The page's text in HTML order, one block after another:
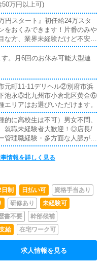
50万円以上可)
円スタート』初任給24万スタ
をおくみできます！片番のみや
な方、業界未経験だけど不安だ
トホームなJJで一緒にお仕事
ャー産業のノウハウを学びた
「大きな夢がある！」「自分
びながら仕事をし、貴方の夢を
タッフ特別募集中！】元キャス
作業などにご興味のある方は
す！！≪店長・幹部候補/店舗
改善・スタッフ・コンパニ
方向性の決定に深く関わる重
任感を持った方を募集していま
。月6回のお休み可能大型連
元町11-11デリヘル②別府市浜
池永⑤北九州市小倉北区黄金⑥
リアはお選びいただけます。
に高校生は不可）男女不問、
就職未経験者大歓迎！◎店長/
管理職経験・多方面な人脈があ
・年齢不問◎店舗スタッフ・
があれば◎・やる気のある方や
参ください。※インターネット
験者優遇◎ドライバー・学歴・
取得して2年以上経過している
自家用車の持込みが出来る
方も歓迎です。がんばり次第
です(現在数名が達成中・未経
す）身分証必須・本籍地記載の
スポートまたは住民基本台帳
情報を詳しく見る
制 日払い可
資格手当あり
研修あり
未経験可
書不要
幹部候補
給 在宅ワーク可
求人情報を見る